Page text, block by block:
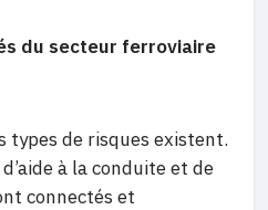
du secteur ferroviaire
types de risques existent.
à la conduite et de
connectés et